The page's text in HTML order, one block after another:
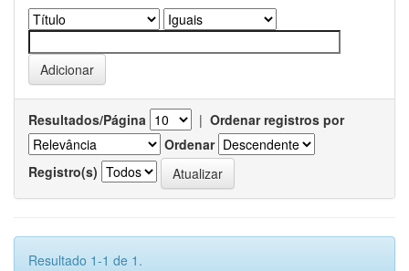
Resultados/Página | Ordenar registros por
Ordenar
Registro(s)
Resultado 1-1 de 1.